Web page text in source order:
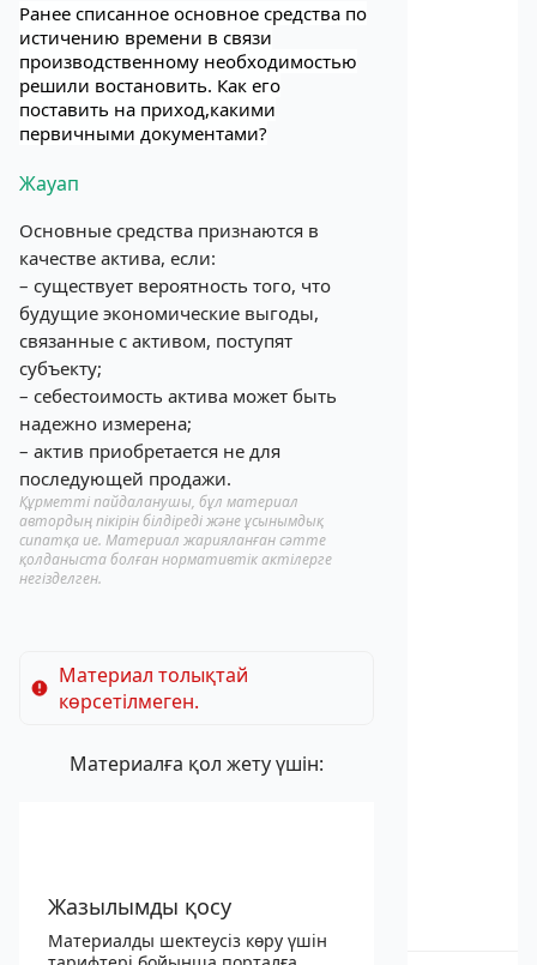
Ранее списанное основное средства по
истичению времени в связи
производственному необходимостью
решили востановить. Как его
поставить на приход,какими
первичными документами?
Жауап
Основные средства признаются в
качестве актива, если:
– существует вероятность того, что
будущие экономические выгоды,
связанные с активом, поступят
субъекту;
– себестоимость актива может быть
надежно измерена;
– актив приобретается не для
последующей продажи.
Құрметті пайдаланушы, бұл материал
автордың пікірін білдіреді және ұсынымдық
сипатқа ие. Материал жарияланған сәтте
қолданыста болған нормативтік актілерге
негізделген.
Материал толықтай
көрсетілмеген.
Материалға қол жету үшін:
Жазылымды қосу
Материалды шектеусіз көру үшін